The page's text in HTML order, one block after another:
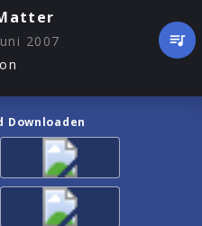
2007
Downloaden